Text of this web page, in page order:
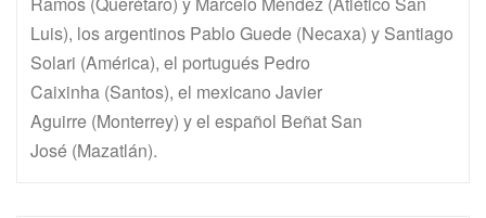
Luis), los argentinos Pablo Guede (Necaxa) y Santiago
Solari (América), el portugués Pedro
Caixinha (Santos), el mexicano Javier
Aguirre (Monterrey) y el español Beñat San
José (Mazatlán).